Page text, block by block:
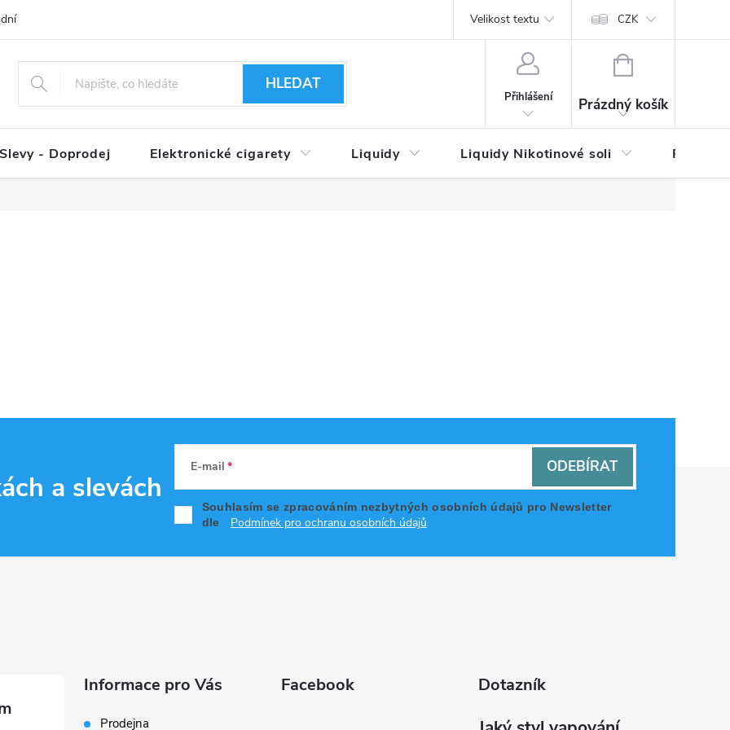
podmínky Reklamační řád Vrácení zboží a reklamace
Velikost textu CZK
HLEDAT
Přihlášení
NÁKUPNÍ
Prázdný košík
- Doprodej Elektronické cigarety Liquidy Liquidy Nikotinové soli
a slevách
E-mail
Souhlasím se zpracováním nezbytných osobních údajů pro Newsletter
dle
Podmínek pro ochranu osobních údajů
ODEBÍRAT
Informace pro Vás
Prodejna
Facebook Dotazník